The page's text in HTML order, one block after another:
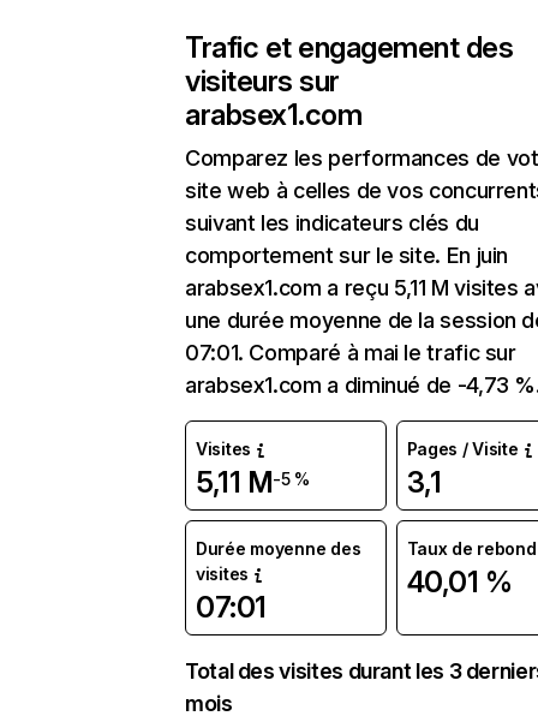
Trafic et engagement des
visiteurs sur
arabsex1.com
Comparez les performances de
site web à celles de vos
suivant les indicateurs clés du
comportement sur le site. En juin
arabsex1.com a reçu 5,11 M visites
une durée moyenne de la session
07:01. Comparé à mai le trafic sur
arabsex1.com a diminué de -4,73
Visites
5,11 M-5 %
Pages / Visite
3,1
Durée moyenne des
visites
07:01
Taux de rebond
40,01 %
Total des visites durant les 3
mois